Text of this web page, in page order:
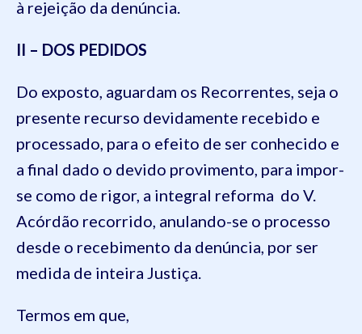
à rejeição da denúncia.
II – DOS PEDIDOS
Do exposto, aguardam os Recorrentes, seja o
presente recurso devidamente recebido e
processado, para o efeito de ser conhecido e
a final dado o devido provimento, para impor-
se como de rigor, a integral reforma do V.
Acórdão recorrido, anulando-se o processo
desde o recebimento da denúncia, por ser
medida de inteira Justiça.
Termos em que,